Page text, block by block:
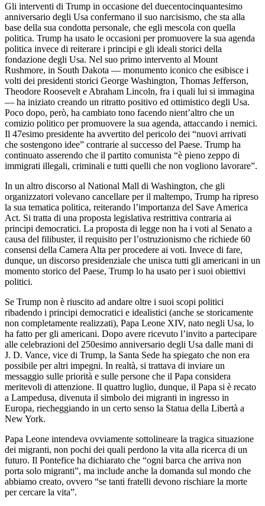
Gli interventi di Trump in occasione del duecentocinquantesimo
anniversario degli Usa confermano il suo narcisismo, che sta alla
base della sua condotta personale, che egli mescola con quella
politica. Trump ha usato le occasioni per promuovere la sua agenda
politica invece di reiterare i principi e gli ideali storici della
fondazione degli Usa. Nel suo primo intervento al Mount
Rushmore, in South Dakota — monumento iconico che esibisce i
volti dei presidenti storici George Washington, Thomas Jefferson,
Theodore Roosevelt e Abraham Lincoln, fra i quali lui si immagina
— ha iniziato creando un ritratto positivo ed ottimistico degli Usa.
Poco dopo, però, ha cambiato tono facendo nient’altro che un
comizio politico per promuovere la sua agenda, attaccando i nemici.
Il 47esimo presidente ha avvertito del pericolo dei “nuovi arrivati
che sostengono idee” contrarie al successo del Paese. Trump ha
continuato asserendo che il partito comunista “è pieno zeppo di
immigrati illegali, criminali e tutti quelli che non vogliono lavorare”.
In un altro discorso al National Mall di Washington, che gli
organizzatori volevano cancellare per il maltempo, Trump ha ripreso
la sua tematica politica, reiterando l’importanza del Save America
Act. Si tratta di una proposta legislativa restrittiva contraria ai
principi democratici. La proposta di legge non ha i voti al Senato a
causa del filibuster, il requisito per l’ostruzionismo che richiede 60
consensi della Camera Alta per procedere ai voti. Invece di fare,
dunque, un discorso presidenziale che unisca tutti gli americani in un
momento storico del Paese, Trump lo ha usato per i suoi obiettivi
politici.
Se Trump non è riuscito ad andare oltre i suoi scopi politici
ribadendo i principi democratici e idealistici (anche se storicamente
non completamente realizzati), Papa Leone XIV, nato negli Usa, lo
ha fatto per gli americani. Dopo avere ricevuto l’invito a partecipare
alle celebrazioni del 250esimo anniversario degli Usa dalle mani di
J. D. Vance, vice di Trump, la Santa Sede ha spiegato che non era
possibile per altri impegni. In realtà, si trattava di inviare un
messaggio sulle priorità e sulle persone che il Papa considera
meritevoli di attenzione. Il quattro luglio, dunque, il Papa si è recato
a Lampedusa, divenuta il simbolo dei migranti in ingresso in
Europa, riecheggiando in un certo senso la Statua della Libertà a
New York.
Papa Leone intendeva ovviamente sottolineare la tragica situazione
dei migranti, non pochi dei quali perdono la vita alla ricerca di un
futuro. Il Pontefice ha dichiarato che “ogni barca che arriva non
porta solo migranti”, ma include anche la domanda sul mondo che
abbiamo creato, ovvero “se tanti fratelli devono rischiare la morte
per cercare la vita”.